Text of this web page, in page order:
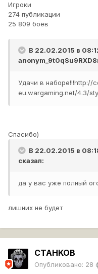
Игроки
274 публикации
25 809 боёв
В 22.02.2015 в
Удачи в наборе!!!http://
eu.wargaming.net/4.3/
Спасибо)
В 22.02.2015 в
сказал:
да у вас уже полный
лишних не будет
CTAHKOB
Опубликовано: 28